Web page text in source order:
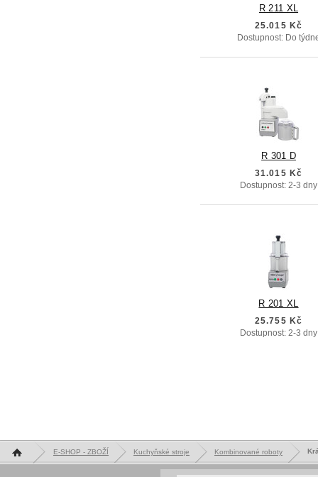
R 211 XL
25.015 Kč
Dostupnost: Do
R 301 D
31.015 Kč
Dostupnost: 2-3 dny
R 201 XL
25.755 Kč
Dostupnost: 2-3 dny
Hlavní stránka E-SHOP - ZBOŽÍ Kuchyňské stroje Kombinované roboty